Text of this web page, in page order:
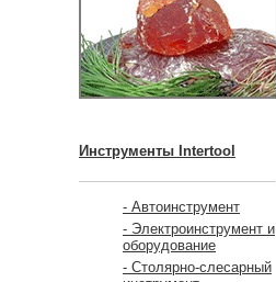
Инструменты Intertool
- Автоинструмент
- Электроинструмент и
оборудование
- Столярно-слесарный